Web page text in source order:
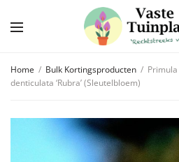
Home / Bulk Kortingsproducten / Primula
denticulata ‘Rubra’ (Sleutelbloem)